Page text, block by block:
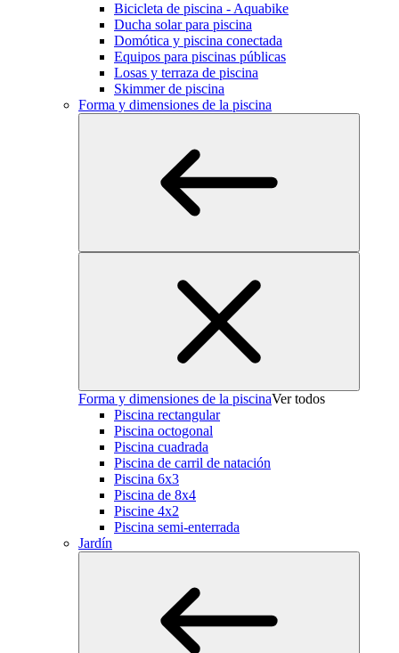
Bicicleta de piscina - Aquabike
Ducha solar para piscina
Domótica y piscina conectada
Equipos para piscinas públicas
Losas y terraza de piscina
Skimmer de piscina
Forma y dimensiones de la piscina
Forma y dimensiones de la piscinaVer todos
Piscina rectangular
Piscina octogonal
Piscina cuadrada
Piscina de carril de natación
Piscina 6x3
Piscina de 8x4
Piscine 4x2
Piscina semi-enterrada
Jardín